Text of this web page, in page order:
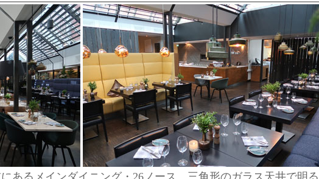
あるメインダイニング・26ノース。三角形のガラス天井で明る